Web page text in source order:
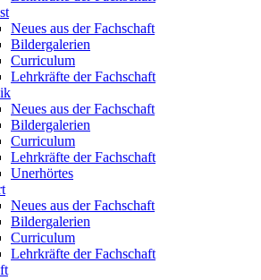
Neues aus der Fachschaft
Bildergalerien
Curriculum
Lehrkräfte der Fachschaft
Neues aus der Fachschaft
Bildergalerien
Curriculum
Lehrkräfte der Fachschaft
Unerhörtes
Neues aus der Fachschaft
Bildergalerien
Curriculum
Lehrkräfte der Fachschaft